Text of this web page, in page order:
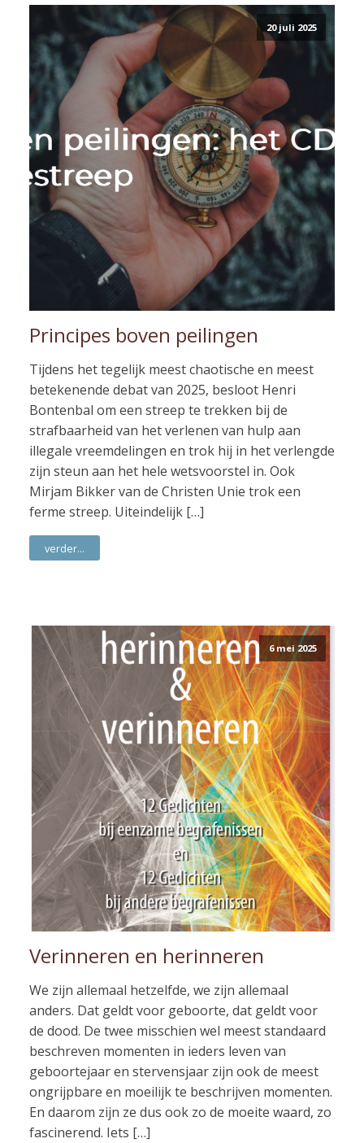
20 juli 2025
Principes boven peilingen
Tijdens het tegelijk meest chaotische en meest
betekenende debat van 2025, besloot Henri
Bontenbal om een streep te trekken bij de
strafbaarheid van het verlenen van hulp aan
illegale vreemdelingen en trok hij in het verlengde
zijn steun aan het hele wetsvoorstel in. Ook
Mirjam Bikker van de Christen Unie trok een
ferme streep. Uiteindelijk […]
verder...
6 mei 2025
Verinneren en herinneren
We zijn allemaal hetzelfde, we zijn allemaal
anders. Dat geldt voor geboorte, dat geldt voor
de dood. De twee misschien wel meest standaard
beschreven momenten in ieders leven van
geboortejaar en stervensjaar zijn ook de meest
ongrijpbare en moeilijk te beschrijven momenten.
En daarom zijn ze dus ook zo de moeite waard, zo
fascinerend. Iets […]